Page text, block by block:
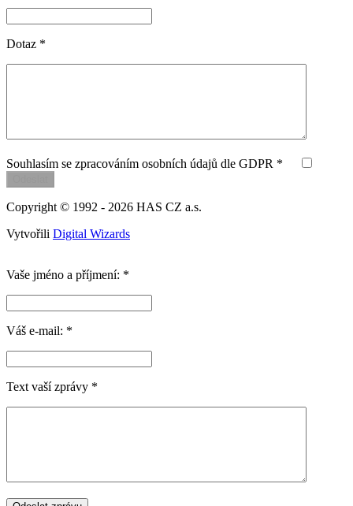
Dotaz *
Souhlasím se zpracováním osobních údajů dle GDPR *
Copyright © 1992 - 2026 HAS CZ a.s.
Vytvořili Digital Wizards
Vaše jméno a příjmení: *
Váš e-mail: *
Text vaší zprávy *